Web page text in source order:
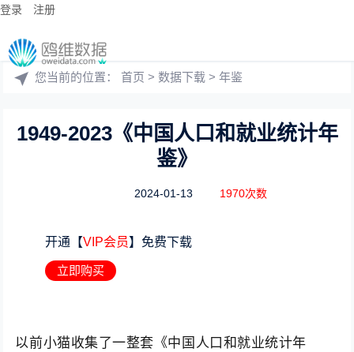
登录 注册
您当前的位置：首页 >数据下载 >年鉴
1949-2023《中国人口和就业统计年
鉴》
2024-01-13 1970次数
开通【VIP会员】免费下载
立即购买
以前小猫收集了一整套《中国人口和就业统计年